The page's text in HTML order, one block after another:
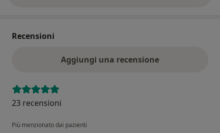
Recensioni
Aggiungi una recensione
23 recensioni
Più menzionato dai pazienti